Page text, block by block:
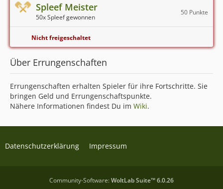
Spleef Meister
50x Spleef gewonnen
50 Punkte
Nicht freigeschaltet
Über Errungenschaften
Errungenschaften erhalten Spieler für ihre Fortschritte. Sie
bringen Geld und Errungenschaftspunkte.
Nähere Informationen findest Du im Wiki.
Datenschutzerklärung Impressum
Community-Software:WoltLab Suite™ 6.0.26